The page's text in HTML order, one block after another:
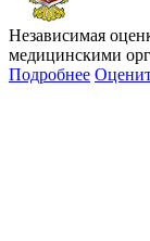
Независимая
медицинскими
Подробнее